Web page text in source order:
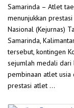
Samarinda – Atlet
menunjukkan
Nasional (Kejurnas)
Samarinda,
tersebut, kontingen
sejumlah medali dari
pembinaan atlet usia
prestasi atlet …